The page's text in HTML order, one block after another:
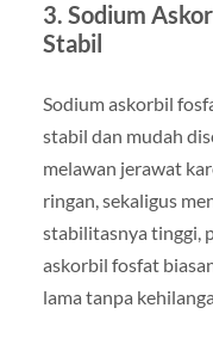
3. Sodium
Stabil
Sodium askorbil
stabil dan mudah
melawan jerawat
ringan, sekaligus
stabilitasnya tinggi,
askorbil fosfat
lama tanpa